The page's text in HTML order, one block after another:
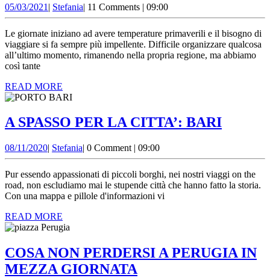
ROAD
DOMENICALE
NELLE
LANGHE
05/03/2021 05/03/2021
| StefaniaStefania
| 11 Comments | 09:00
Le giornate iniziano ad avere temperature primaverili e il bisogno di
viaggiare si fa sempre più impellente. Difficile organizzare qualcosa
all’ultimo momento, rimanendo nella propria regione, ma abbiamo
così tante
READ MORE
MORE
A SPASSO PER LA CITTA’: BARIA
PER
LA
08/11/202008/11/2020
| StefaniaStefania
| 0 Comment | 09:00
Pur essendo appassionati di piccoli borghi, nei nostri viaggi on the
road, non escludiamo mai le stupende città che hanno fatto la storia.
Con una mappa e pillole d'informazioni vi
READ MORE
MORE
COSA NON PERDERSI A PERUGIA IN
MEZZA GIORNATA